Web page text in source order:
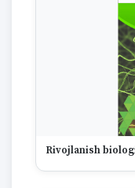
Rivojlanish